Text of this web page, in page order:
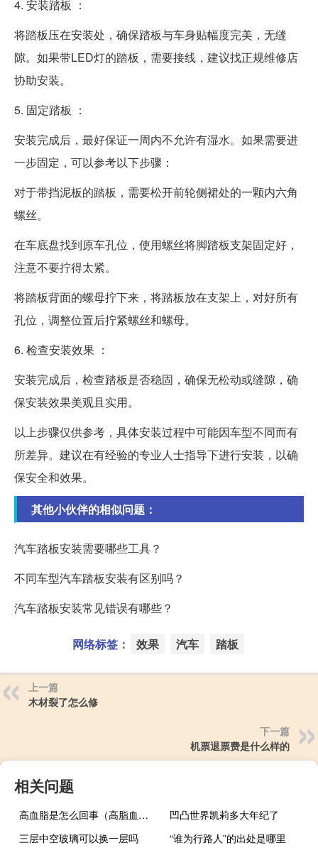
4. 安装踏板 ：
将踏板压在安装处，确保踏板与车身贴幅度完美，无缝
隙。如果带LED灯的踏板，需要接线，建议找正规维修店
协助安装。
5. 固定踏板 ：
安装完成后，最好保证一周内不允许有湿水。如果需要进
一步固定，可以参考以下步骤：
对于带挡泥板的踏板，需要松开前轮侧裙处的一颗内六角
螺丝。
在车底盘找到原车孔位，使用螺丝将脚踏板支架固定好，
注意不要拧得太紧。
将踏板背面的螺母拧下来，将踏板放在支架上，对好所有
孔位，调整位置后拧紧螺丝和螺母。
6. 检查安装效果 ：
安装完成后，检查踏板是否稳固，确保无松动或缝隙，确
保安装效果美观且实用。
以上步骤仅供参考，具体安装过程中可能因车型不同而有
所差异。建议在有经验的专业人士指导下进行安装，以确
保安全和效果。
其他小伙伴的相似问题：
汽车踏板安装需要哪些工具？
不同车型汽车踏板安装有区别吗？
汽车踏板安装常见错误有哪些？
网络标签： 效果 汽车 踏板
上一篇
木材裂了怎么修
下一篇
机票退票费是什么样的
相关问题
高血脂是怎么回事（高脂血症是什么）
凹凸世界凯莉多大年纪了
三层中空玻璃可以换一层吗
“谁为行路人”的出处是哪里